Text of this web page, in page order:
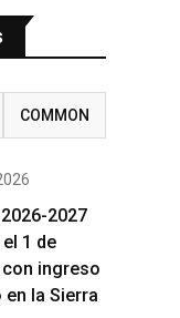
COMMON
2027
1 de
ingreso
la Sierra